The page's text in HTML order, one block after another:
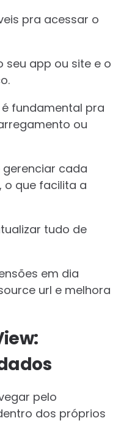
pra acessar o
seu app ou site e o
fundamental pra
ou
gerenciar cada
o que facilita a
tudo de
em dia
url e melhora
pelo
dos próprios